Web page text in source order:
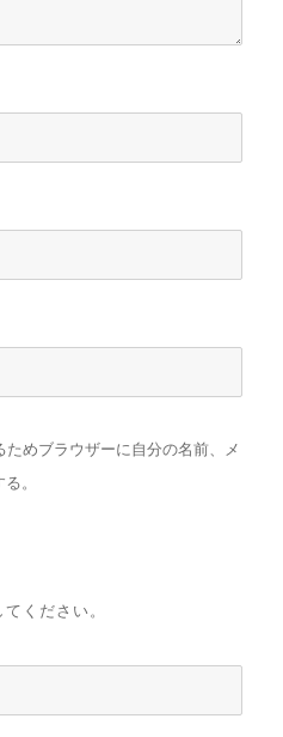
めブラウザーに自分の名前、メ
。
ください。